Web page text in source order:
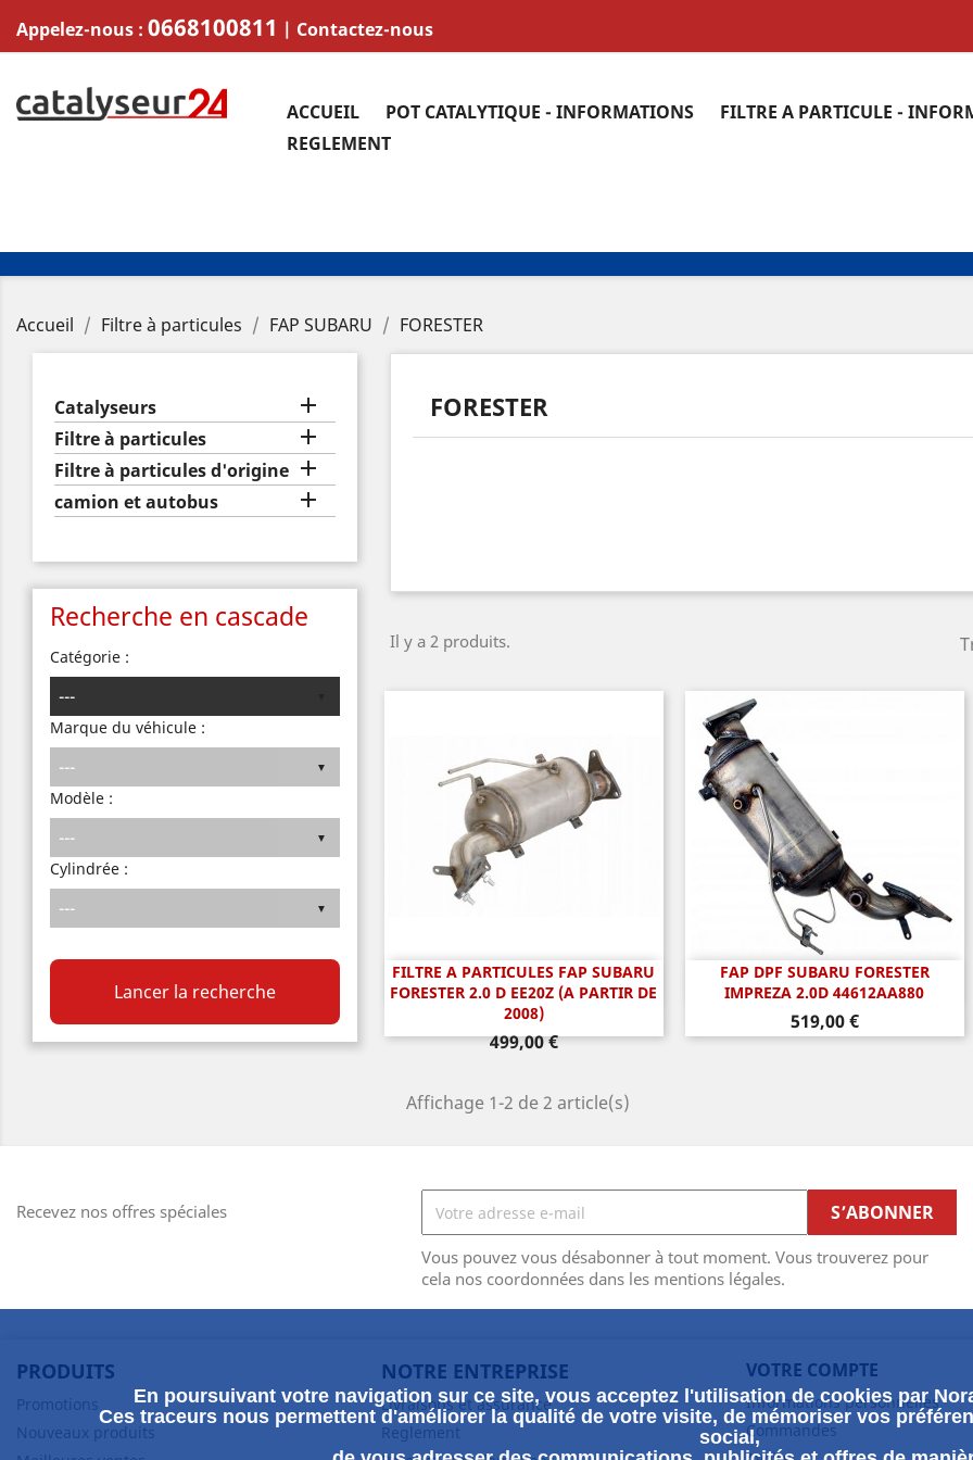
Appelez-nous : 0668100811 | Contactez-nous
ACCUEIL POT CATALYTIQUE - INFORMATIONS FILTRE A PARTICULE -
REGLEMENT
Accueil Filtre à particules FAP SUBARU FORESTER
Catalyseurs 
Filtre à particules 
Filtre à particules d'origine 
camion et autobus 
Recherche en cascade
Catégorie :
Marque du véhicule :
Modèle :
Cylindrée :
Lancer la recherche
FORESTER
Il y a 2 produits.
FILTRE A PARTICULES FAP SUBARU
FORESTER 2.0 D EE20Z (A PARTIR DE
2008)
Prix
499,00 €
Aperçu rapide
FAP DPF SUBARU FORESTER
IMPREZA 2.0D 44612AA880
Prix
519,00 €
Aperçu rapide
Affichage 1-2 de 2 article(s)
Recevez nos offres spéciales
Vous pouvez vous désabonner à tout moment. Vous trouverez pour
cela nos coordonnées dans les mentions légales.
PRODUITS
Promotions
Nouveaux produits
NOTRE ENTREPRISE
Livraisons et assurance
Reglement
VOTRE COMPTE
Informations personnelles
Commandes
En poursuivant votre navigation sur ce site, vous acceptez l'utilisation de cookies par
Ces traceurs nous permettent d'améliorer la qualité de votre visite, de mémoriser vos
social,